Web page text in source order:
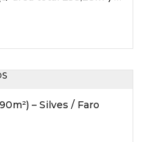
– Silves / Faro